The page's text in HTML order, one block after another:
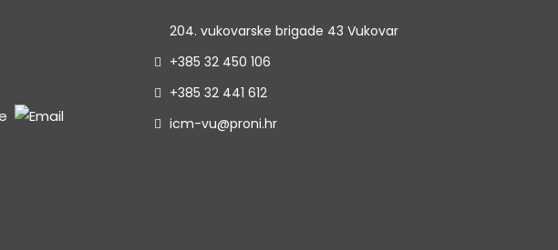
204. vukovarske brigade 43 Vukovar
+385 32 450 106
+385 32 441 612
icm-vu@proni.hr